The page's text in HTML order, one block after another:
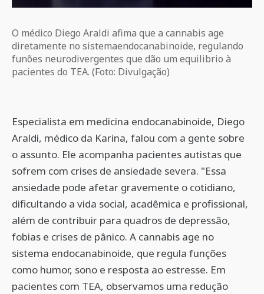
O médico Diego Araldi afima que a cannabis age
diretamente no sistemaendocanabinoide, regulando
funões neurodivergentes que dão um equilibrio à
pacientes do TEA. (Foto: Divulgação)
Especialista em medicina endocanabinoide, Diego
Araldi, médico da Karina, falou com a gente sobre
o assunto. Ele acompanha pacientes autistas que
sofrem com crises de ansiedade severa. "Essa
ansiedade pode afetar gravemente o cotidiano,
dificultando a vida social, acadêmica e profissional,
além de contribuir para quadros de depressão,
fobias e crises de pânico. A cannabis age no
sistema endocanabinoide, que regula funções
como humor, sono e resposta ao estresse. Em
pacientes com TEA, observamos uma redução